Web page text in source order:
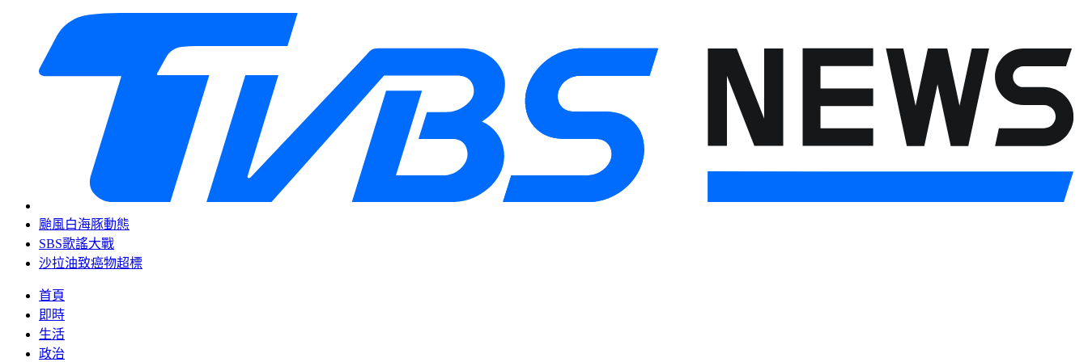
颱風白海豚動態
SBS歌謠大戰
沙拉油致癌物超標
首頁
即時
生活
政治